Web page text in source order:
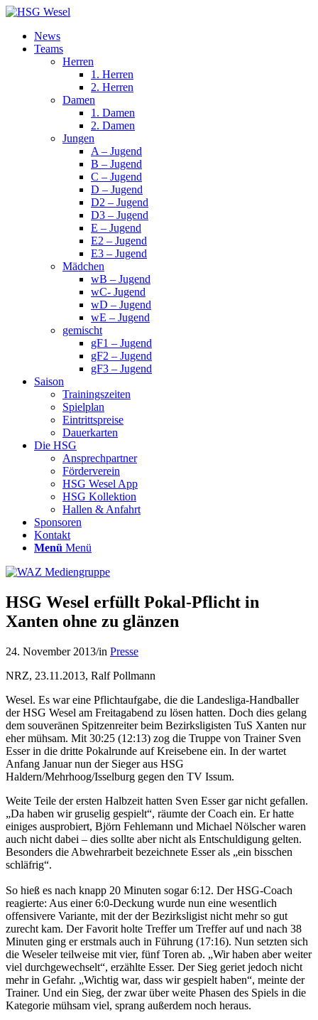
News
Teams
Herren
1. Herren
2. Herren
Damen
1. Damen
2. Damen
Jungen
A – Jugend
B – Jugend
C – Jugend
D – Jugend
D2 – Jugend
D3 – Jugend
E – Jugend
E2 – Jugend
E3 – Jugend
Mädchen
wB – Jugend
wC- Jugend
wD – Jugend
wE – Jugend
gemischt
gF1 – Jugend
gF2 – Jugend
gF3 – Jugend
Saison
Trainingszeiten
Spielplan
Eintrittspreise
Dauerkarten
Die HSG
Ansprechpartner
Förderverein
HSG Wesel App
HSG Kollektion
Hallen & Anfahrt
Sponsoren
Kontakt
Menü Menü
HSG Wesel erfüllt Pokal-Pflicht in
Xanten ohne zu glänzen
24. November 2013/in Presse
NRZ, 23.11.2013, Ralf Pollmann
Wesel. Es war eine Pflichtaufgabe, die die Landesliga-Handballer
der HSG Wesel am Freitagabend zu lösen hatten. Doch dies gelang
dem souveränen Spitzenreiter beim Bezirksligisten TuS Xanten nur
eher mühsam. Mit 30:25 (12:13) zog die Truppe von Trainer Sven
Esser in die dritte Pokalrunde auf Kreisebene ein. In der wartet
Anfang Januar nun der Sieger aus HSG
Haldern/Mehrhoog/Isselburg gegen den TV Issum.
Weite Teile der ersten Halbzeit hatten Sven Esser gar nicht gefallen.
„Da haben wir gruselig gespielt“, räumte der Coach ein. Er hatte
einiges ausprobiert, Björn Fehlemann und Michael Nölscher waren
auch nicht dabei – dies sollte aber nicht als Entschuldigung gelten.
Besonders die Abwehrarbeit bezeichnete Esser als „ein bisschen
schläfrig“.
So hieß es nach knapp 20 Minuten sogar 6:12. Der HSG-Coach
reagierte: Aus einer 6:0-Deckung wurde nun eine wesentlich
offensivere Variante, mit der der Bezirksligist nicht mehr so gut
zurecht kam. Der Favorit holte Treffer um Treffer auf und nach 38
Minuten ging er erstmals auch in Führung (17:16). Nun setzten sich
die Weseler teilweise mit vier, fünf Toren ab. „Wir haben aber weiter
viel durchgewechselt“, erzählte Esser. Der Sieg geriet jedoch nicht
mehr in Gefahr. „Wichtig war, dass wir gespielt haben“, meinte der
Trainer. Und ein Sieg, der zwar über weite Phasen des Spiels in die
Kategorie mühsam viel, sprang außerdem noch heraus.